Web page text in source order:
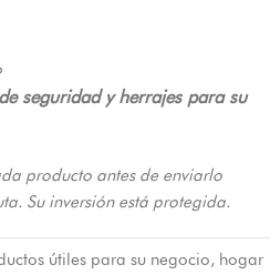
seguridad y herrajes para su
producto antes de enviarlo
Su inversión está protegida.
útiles para su negocio, hogar